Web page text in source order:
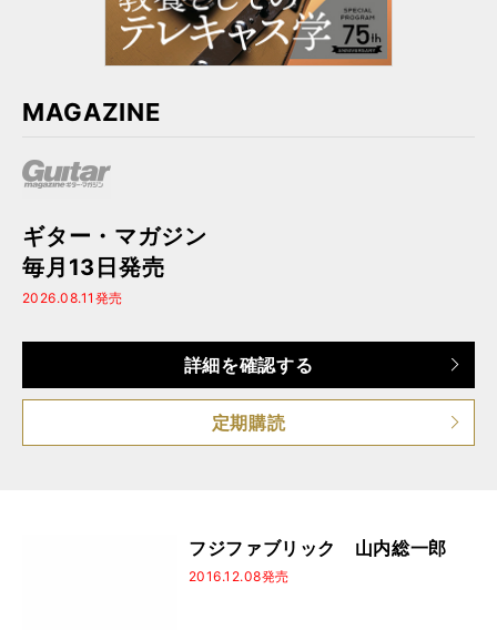
よくわかるシリーズ
エンジニア直伝！
オーケストラと弾く
最後まで読み通せる
ジャズ・スタンダード・バイブル
MAGAZINE
ギター・マガジン
毎月13日発売
2026.08.11発売
詳細を確認する
定期購読
フジファブリック 山内総一郎
2016.12.08発売